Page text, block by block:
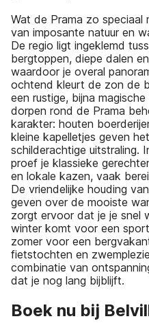
Wat de Prama zo speciaal
van imposante natuur en
De regio ligt ingeklemd
bergtoppen, diepe dalen
waardoor je overal
ochtend kleurt de zon de
een rustige, bijna
dorpen rond de Prama
karakter: houten
kleine kapelletjes geven
schilderachtige uitstraling.
proef je klassieke
en lokale kazen, vaak
De vriendelijke houding
geven over de mooiste
zorgt ervoor dat je je snel
winter komt voor een
zomer voor een
fietstochten en
combinatie van
dat je nog lang bijblijft.
Boek nu bij